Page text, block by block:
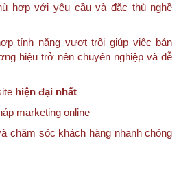
hợp với yêu cầu và đặc thù nghề
tính năng vượt trội giúp việc bán
hiệu trở nên chuyên nghiệp và dễ
hiện đại nhất
marketing online
chăm sóc khách hàng nhanh chóng